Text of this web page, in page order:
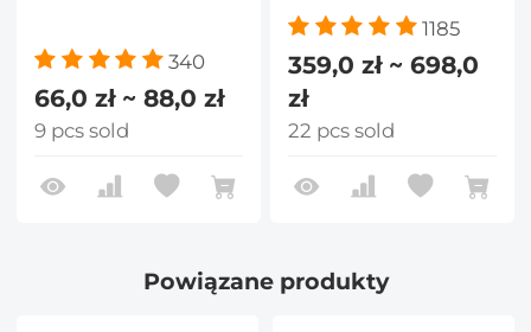
340
66,0 zł ~ 88,0 zł
9 pcs sold
1185
359,0 zł ~ 698,0
zł
22 pcs sold
Powiązane produkty